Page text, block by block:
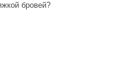
бровей?